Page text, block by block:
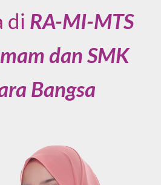
di RA-MI-MTS
dan SMK
Bangsa